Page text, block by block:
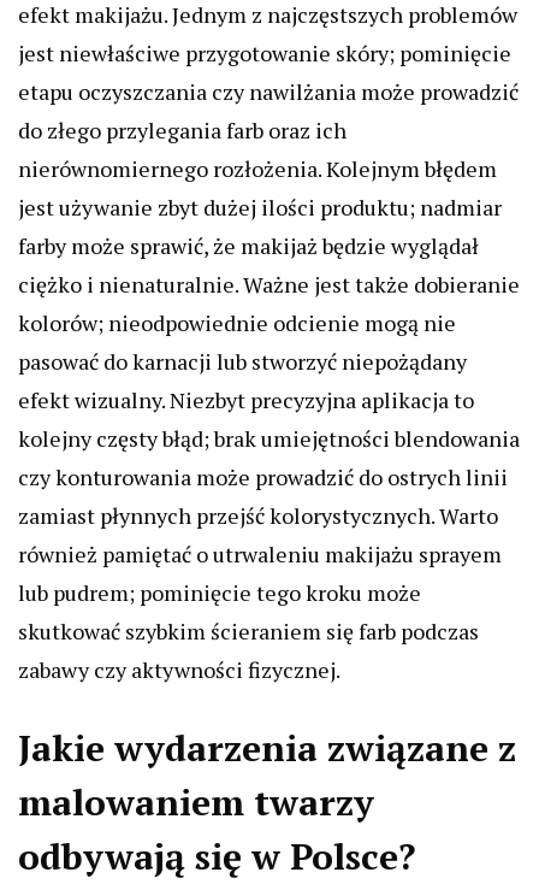
efekt makijażu. Jednym z najczęstszych problemów
jest niewłaściwe przygotowanie skóry; pominięcie
etapu oczyszczania czy nawilżania może prowadzić
do złego przylegania farb oraz ich
nierównomiernego rozłożenia. Kolejnym błędem
jest używanie zbyt dużej ilości produktu; nadmiar
farby może sprawić, że makijaż będzie wyglądał
ciężko i nienaturalnie. Ważne jest także dobieranie
kolorów; nieodpowiednie odcienie mogą nie
pasować do karnacji lub stworzyć niepożądany
efekt wizualny. Niezbyt precyzyjna aplikacja to
kolejny częsty błąd; brak umiejętności blendowania
czy konturowania może prowadzić do ostrych linii
zamiast płynnych przejść kolorystycznych. Warto
również pamiętać o utrwaleniu makijażu sprayem
lub pudrem; pominięcie tego kroku może
skutkować szybkim ścieraniem się farb podczas
zabawy czy aktywności fizycznej.
Jakie wydarzenia związane z
malowaniem twarzy
odbywają się w Polsce?